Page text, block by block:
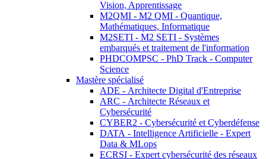
Vision, Apprentissage
M2QMI - M2 QMI - Quantique,
Mathématiques, Informatique
M2SETI - M2 SETI - Systèmes
embarqués et traitement de l'information
PHDCOMPSC - PhD Track - Computer
Science
Mastère spécialisé
ADE - Architecte Digital d'Entreprise
ARC - Architecte Réseaux et
Cybersécurité
CYBER2 - Cybersécurité et Cyberdéfense
DATA - Intelligence Artificielle - Expert
Data & MLops
ECRSI - Expert cybersécurité des réseaux